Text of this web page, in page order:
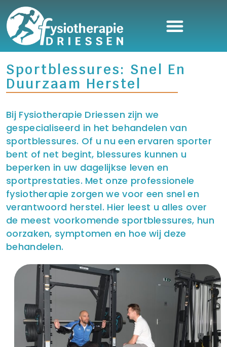
Sportblessures: Snel En
Duurzaam Herstel
Bij Fysiotherapie Driessen zijn we
gespecialiseerd in het behandelen van
sportblessures. Of u nu een ervaren sporter
bent of net begint, blessures kunnen u
beperken in uw dagelijkse leven en
sportprestaties. Met onze professionele
fysiotherapie zorgen we voor een snel en
verantwoord herstel. Hier leest u alles over
de meest voorkomende sportblessures, hun
oorzaken, symptomen en hoe wij deze
behandelen.